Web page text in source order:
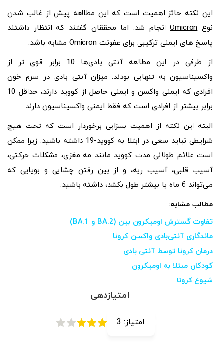
این نکته حائز اهمیت است که این مطالعه پیش از غالب شدن
نوعOmicronانجام شد. اما محققان گفتند که انتظار داشتند
پاسخ های ایمنی ترکیبی برای عفونت Omicron مشابه باشد.
از طرفی در این مطالعه آنتی بادی‌ها 10 برابر قوی تر از
واکسیناسیون به تنهایی بودند. میزان آنتی بادی در سرم خون
افرادی که ایمنی واکسن و ایمنی حاصل از کووید دارند، حداقل 10
برابر بیشتر از افرادی است که فقط ایمنی واکسیناسیون دارند.
البته این نکته از اهمیت بسزایی برخوردار است که تحت هیچ
شرایطی نباید سعی در ابتلا به کووید-19 داشته باشید. زیرا ممکن
است علائم طولانی مدت کووید مانند مه مغزی، مشکلات حرکتی،
آسیب قلبی، آسیب ریه، و از بین رفتن چشایی و بویایی که
می‌تواند 6 ماه یا بیشتر طول بکشد، داشته باشید.
مطالب مشابه:
تفاوت گسترش اومیکرون بین (BA.2 و BA.1)
ماندگاری آنتی‌بادی واکسن کرونا
درمان کرونا توسط آنتی بادی
کودکان مبتلا به اومیکرون
شیوع کرونا
امتیازدهی
امتیاز: 3